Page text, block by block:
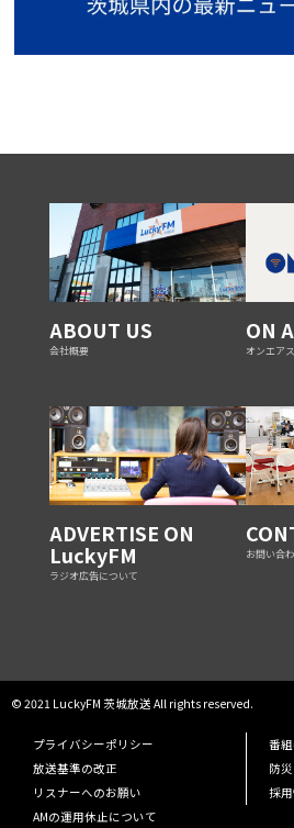
ABOUT US
会社概要
ON
オンエア
ADVERTISE ON
LuckyFM
ラジオ広告について
お問い合
© 2021 LuckyFM 茨城放送 All rights reserved.
プライバシーポリシー
番
放送基準の改正
防
リスナーへのお願い
採
AMの運用休止について